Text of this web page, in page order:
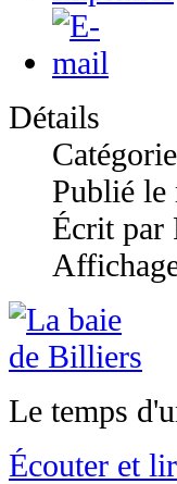
Détails
Publié le
Écrit par
Le temps
Écouter et